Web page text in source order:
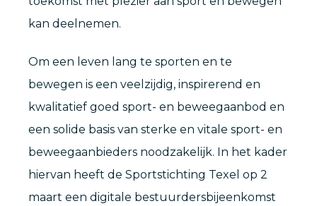
kan deelnemen.
Om een leven lang te sporten en te
bewegen is een veelzijdig, inspirerend en
kwalitatief goed sport- en beweegaanbod en
een solide basis van sterke en vitale sport- en
beweegaanbieders noodzakelijk. In het kader
hiervan heeft de Sportstichting Texel op 2
maart een digitale bestuurdersbijeenkomst